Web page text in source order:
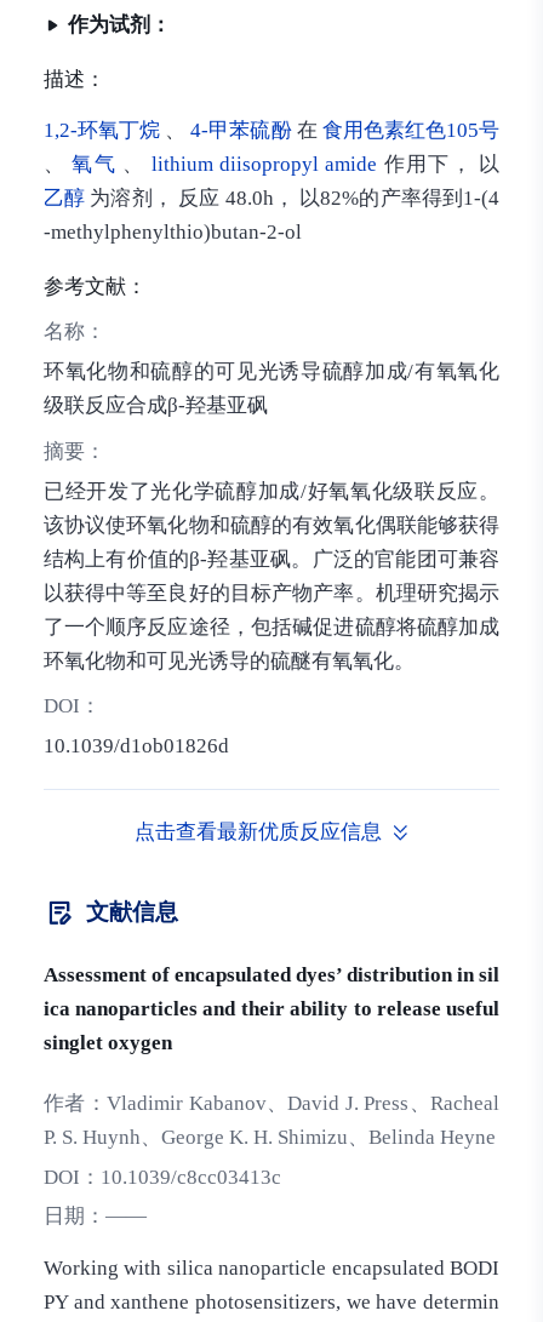
作为试剂：
描述：
1,2-环氧丁烷 、4-甲苯硫酚在 食用色素红色105号
、氧气 、 lithium diisopropyl amide 作用下， 以
乙醇 为溶剂， 反应 48.0h， 以82%的产率得到1-(4
-methylphenylthio)butan-2-ol
参考文献：
名称：
环氧化物和硫醇的可见光诱导硫醇加成/有氧氧化
级联反应合成β-羟基亚砜
摘要：
已经开发了光化学硫醇加成/好氧氧化级联反应。
该协议使环氧化物和硫醇的有效氧化偶联能够获得
结构上有价值的β-羟基亚砜。广泛的官能团可兼容
以获得中等至良好的目标产物产率。机理研究揭示
了一个顺序反应途径，包括碱促进硫醇将硫醇加成
环氧化物和可见光诱导的硫醚有氧氧化。
DOI：
10.1039/d1ob01826d
点击查看最新优质反应信息
文献信息
Assessment of encapsulated dyes’ distribution in sil
ica nanoparticles and their ability to release useful
singlet oxygen
作者：Vladimir Kabanov、David J. Press、Racheal
P. S. Huynh、George K. H. Shimizu、Belinda Heyne
DOI： 10.1039/c8cc03413c
日期： ——
Working with silica nanoparticle encapsulated BODI
PY and xanthene photosensitizers, we have determin